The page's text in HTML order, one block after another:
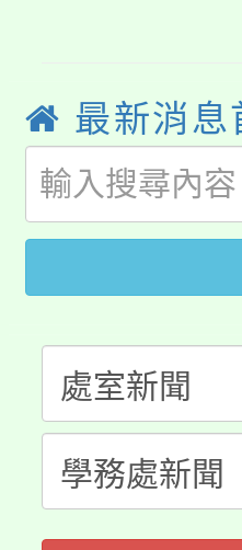
局官網。
8月14至
開!
115年桃
田徑場
桃園市
視費優
者。
大園自
份教師研
淨零綠
會
115年食
程
最新消息